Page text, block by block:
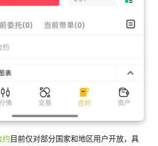
约 目前仅对部分国家和地区用户开放，具